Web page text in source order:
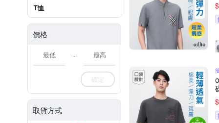
T恤
價格
-
確定
取貨方式
$
$